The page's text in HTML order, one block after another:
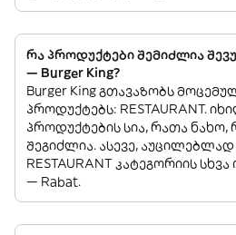
რა პროდუქტები შემიძლია
— Burger King?
Burger King გთავაზობს
პროდუქტებს: RESTAURANT.
პროდუქტების სია, რათა ნახო,
შეგიძლია. ასევე,
RESTAURANT კატეგორიის
— Rabat.